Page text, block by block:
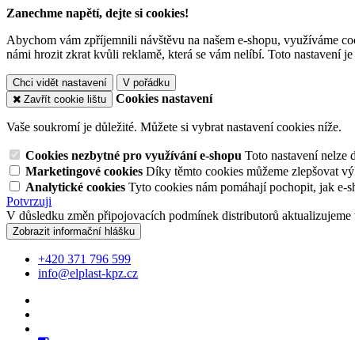
Zanechme napětí, dejte si cookies!
Abychom vám zpříjemnili návštěvu na našem e-shopu, využíváme
námi hrozit zkrat kvůli reklamě, která se vám nelíbí. Toto nastavení
Chci vidět nastavení
V pořádku
Zavřít cookie lištu
Cookies nastavení
Vaše soukromí je důležité. Můžete si vybrat nastavení cookies níže.
Cookies nezbytné pro využívání e-shopu Toto nastavení nelze
Marketingové cookies Díky těmto cookies můžeme zlepšovat
Analytické cookies Tyto cookies nám pomáhají pochopit, jak e-
Potvrzuji
V důsledku změn připojovacích podmínek distributorů
Zobrazit informační hlášku
+420 371 796 599
info@elplast-kpz.cz